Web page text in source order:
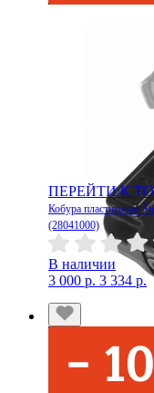
ПЕРЕЙТИ К
Кобура пластиковая
(28041000)
В наличии
3 000 р. 3 334 р.